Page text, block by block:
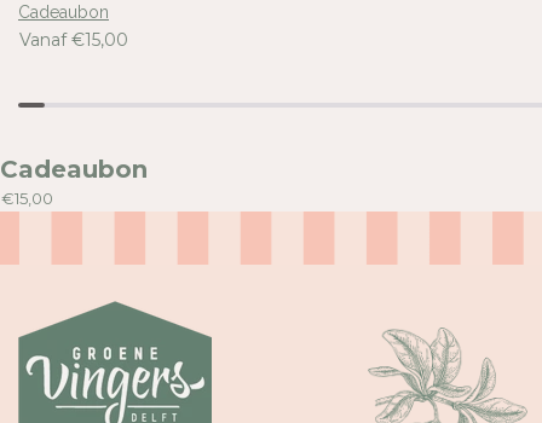
Cadeaubon
Vanaf €15,00
Cadeaubon
€15,00